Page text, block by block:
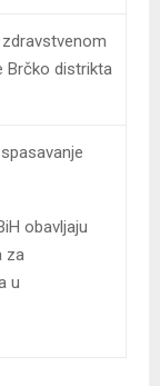
Brčko distrikta
obavljaju
za
u